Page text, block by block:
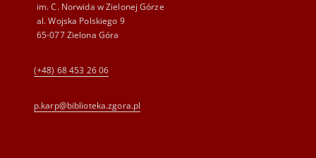
im. C. Norwida w Zielonej Górze
al. Wojska Polskiego 9
65-077 Zielona Góra
(+48) 68 453 26 06
p.karp@biblioteka.zgora.pl